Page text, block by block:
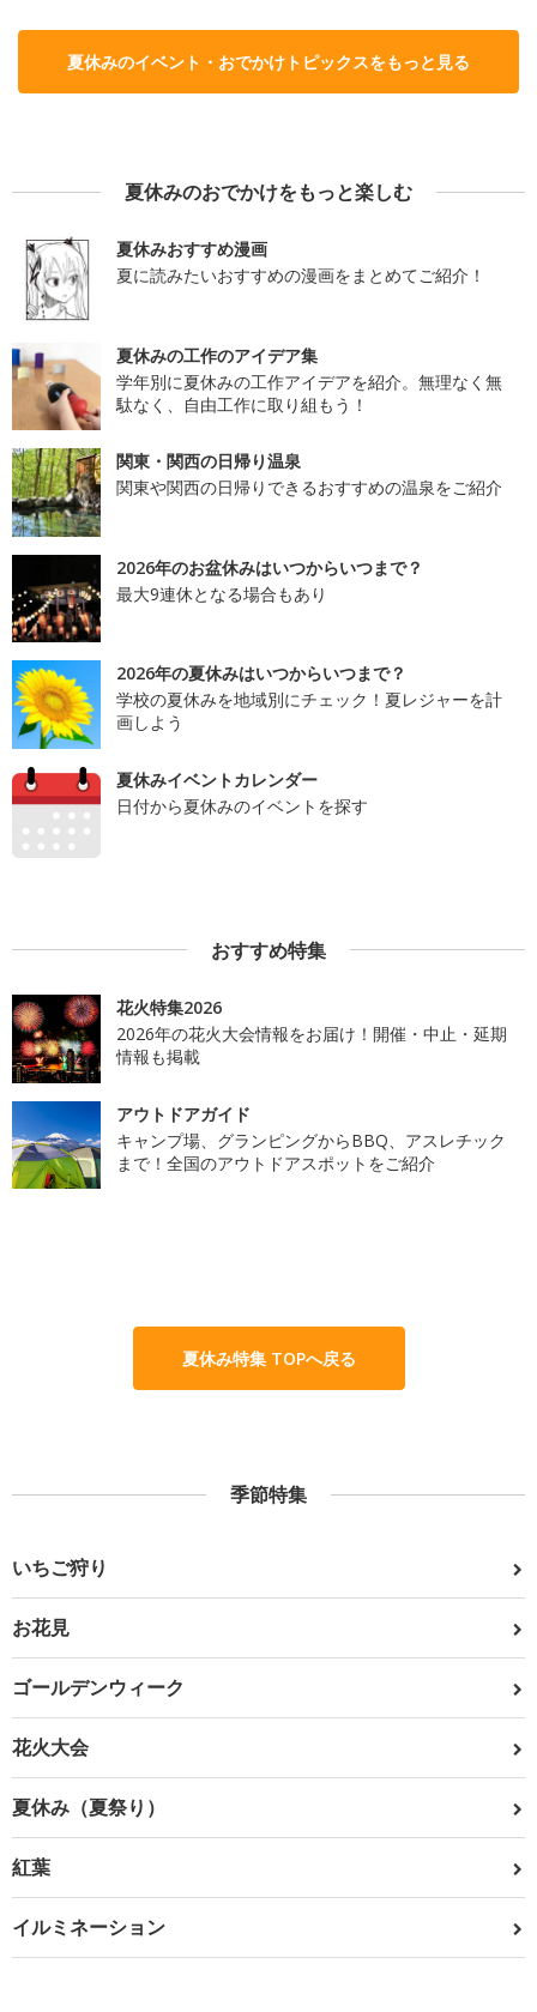
夏休みのイベント・おでかけトピックスをもっと見る
夏休みのおでかけをもっと楽しむ
夏休みおすすめ漫画
夏に読みたいおすすめの漫画をまとめてご紹介！
夏休みの工作のアイデア集
学年別に夏休みの工作アイデアを紹介。無理なく無
駄なく、自由工作に取り組もう！
関東・関西の日帰り温泉
関東や関西の日帰りできるおすすめの温泉をご紹介
2026年のお盆休みはいつからいつまで？
最大9連休となる場合もあり
2026年の夏休みはいつからいつまで？
学校の夏休みを地域別にチェック！夏レジャーを計
画しよう
夏休みイベントカレンダー
日付から夏休みのイベントを探す
おすすめ特集
花火特集2026
2026年の花火大会情報をお届け！開催・中止・延期
情報も掲載
アウトドアガイド
キャンプ場、グランピングからBBQ、アスレチック
まで！全国のアウトドアスポットをご紹介
夏休み特集 TOPへ戻る
季節特集
いちご狩り
お花見
ゴールデンウィーク
花火大会
夏休み（夏祭り）
紅葉
イルミネーション